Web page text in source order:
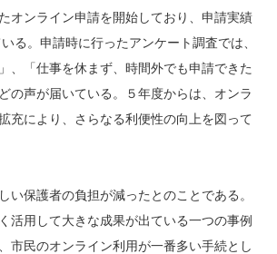
オンライン申請を開始しており、申請実績
る。申請時に行ったアンケート調査では、
、「仕事を休まず、時間外でも申請できた
の声が届いている。５年度からは、オンラ
充により、さらなる利便性の向上を図って
保護者の負担が減ったとのことである。
活用して大きな成果が出ている一つの事例
市民のオンライン利用が一番多い手続とし